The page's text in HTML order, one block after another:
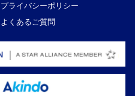
プライバシーポリシー
よくあるご質問